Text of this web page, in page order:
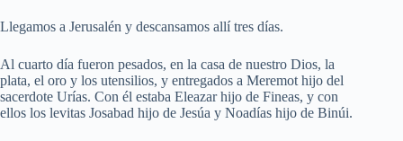
Llegamos a Jerusalén y descansamos allí tres días.
Al cuarto día fueron pesados, en la casa de nuestro Dios, la
plata, el oro y los utensilios, y entregados a Meremot hijo del
sacerdote Urías. Con él estaba Eleazar hijo de Fineas, y con
ellos los levitas Josabad hijo de Jesúa y Noadías hijo de Binúi.